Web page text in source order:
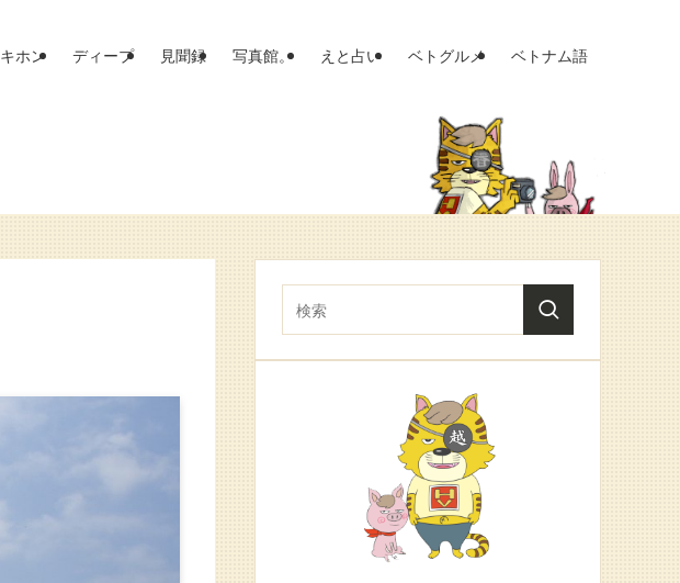
キホン ディープ 見聞録 写真館。 えと占い ベトグルメ ベトナム語